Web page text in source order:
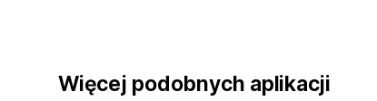
Więcej podobnych aplikacji